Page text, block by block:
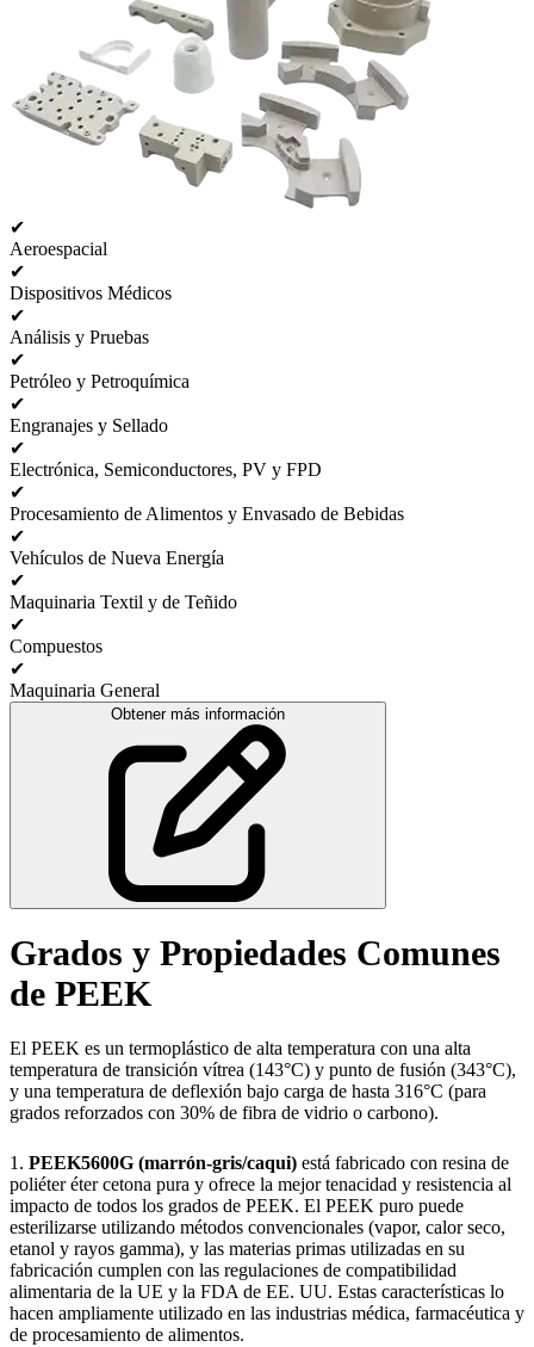
✔
Aeroespacial
✔
Dispositivos Médicos
✔
Análisis y Pruebas
✔
Petróleo y Petroquímica
✔
Engranajes y Sellado
✔
Electrónica, Semiconductores, PV y FPD
✔
Procesamiento de Alimentos y Envasado de Bebidas
✔
Vehículos de Nueva Energía
✔
Maquinaria Textil y de Teñido
✔
Compuestos
✔
Maquinaria General
Obtener más información
Grados y Propiedades Comunes
de PEEK
El PEEK es un termoplástico de alta temperatura con una alta
temperatura de transición vítrea (143°C) y punto de fusión (343°C),
y una temperatura de deflexión bajo carga de hasta 316°C (para
grados reforzados con 30% de fibra de vidrio o carbono).
1. PEEK5600G (marrón-gris/caqui) está fabricado con resina de
poliéter éter cetona pura y ofrece la mejor tenacidad y resistencia al
impacto de todos los grados de PEEK. El PEEK puro puede
esterilizarse utilizando métodos convencionales (vapor, calor seco,
etanol y rayos gamma), y las materias primas utilizadas en su
fabricación cumplen con las regulaciones de compatibilidad
alimentaria de la UE y la FDA de EE. UU. Estas características lo
hacen ampliamente utilizado en las industrias médica, farmacéutica y
de procesamiento de alimentos.